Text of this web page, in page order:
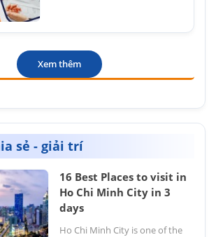
Xem thêm
sẻ - giải trí
16 Best Places to visit in
Ho Chi Minh City in 3
days
Ho Chi Minh City is one of the